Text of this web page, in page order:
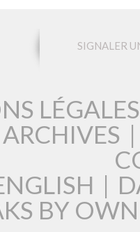
SIGNALER
LÉGALES
ARCHIVES |
|
BY